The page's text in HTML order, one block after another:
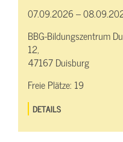
07.09.2026 –
BBG-Bildungszentrum
12,
47167 Duisburg
Freie Plätze: 19
DETAILS